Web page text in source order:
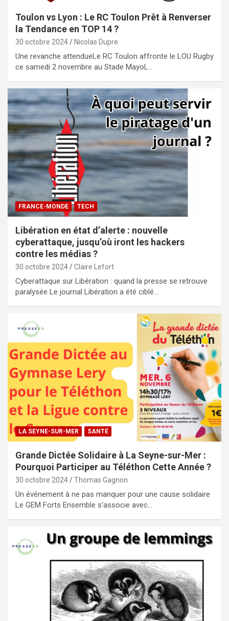
Toulon vs Lyon : Le RC Toulon Prêt à Renverser
la Tendance en TOP 14 ?
30 octobre 2024 Nicolas Dupre
Une revanche attendueLe RC Toulon affronte le LOU Rugby
ce samedi 2 novembre au Stade Mayol,…
FRANCE-MONDE TECH
Libération en état d’alerte : nouvelle
cyberattaque, jusqu’où iront les hackers
contre les médias ?
30 octobre 2024 Claire Lefort
Cyberattaque sur Libération : quand la presse se retrouve
paralysée Le journal Libération a été ciblé…
LA SEYNE-SUR-MER SANTÉ
Grande Dictée Solidaire à La Seyne-sur-Mer :
Pourquoi Participer au Téléthon Cette Année ?
30 octobre 2024 Thomas Gagnon
Un événement à ne pas manquer pour une cause solidaire
Le GEM Forts Ensemble s’associe avec…